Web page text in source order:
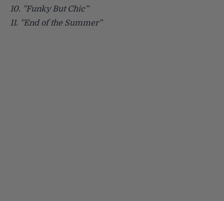
10. ”Funky But Chic”
11. ”End of the Summer”